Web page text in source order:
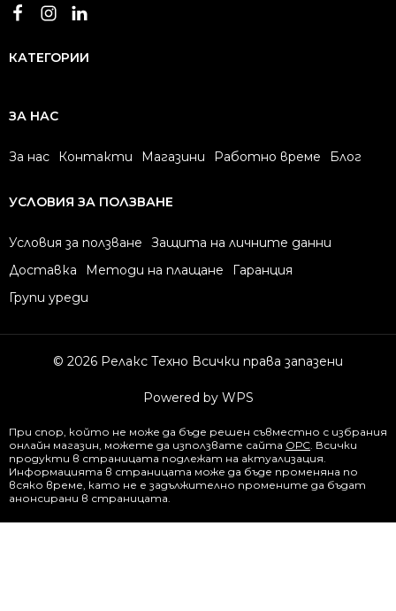
КАТЕГОРИИ
ЗА НАС
За нас Контакти Магазини Работно време Блог
УСЛОВИЯ ЗА ПОЛЗВАНЕ
Условия за ползване
Защита на личните данни
Доставка
Методи на плащане
Гаранция
Групи уреди
© 2026 Релакс Техно Всички права запазени
Powered by WPS
При спор, който не може да бъде решен съвместно с избрания
онлайн магазин, можете да използвате сайта ОРС. Всички
продукти в страницата подлежат на актуализация.
Информацията в страницата може да бъде променяна по
всяко време, като не е задължително промените да бъдат
анонсирани в страницата.